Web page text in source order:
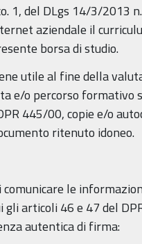
1, del DLgs 14/3/2013
aziendale il
borsa di studio.
utile al fine della
e/o percorso formativo
445/00, copie e/o
ritenuto idoneo.
comunicare le
articoli 46 e 47 del
autentica di firma: